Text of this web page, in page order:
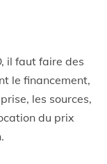
il faut faire des
le financement,
les sources,
du prix